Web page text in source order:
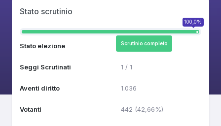
Stato scrutinio
100,0%
Stato elezione Scrutinio completo
Seggi Scrutinati 1 / 1
Aventi diritto 1.036
Votanti 442 (42,66%)